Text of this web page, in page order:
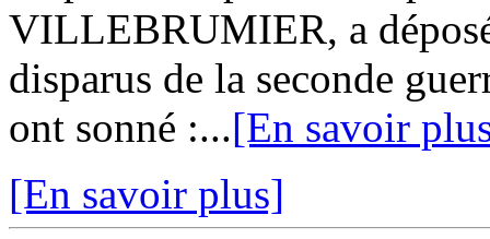
VILLEBRUMIER, a
disparus de la seconde
ont sonné :...[En savoir
[En savoir plus]